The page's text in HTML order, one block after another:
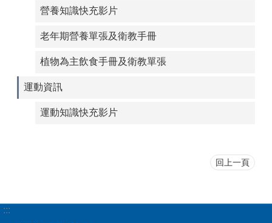
營養知識快充影片
老年期營養單張及衛教手冊
植物為主飲食手冊及衛教單張
運動資訊
運動知識快充影片
回上一頁
:::